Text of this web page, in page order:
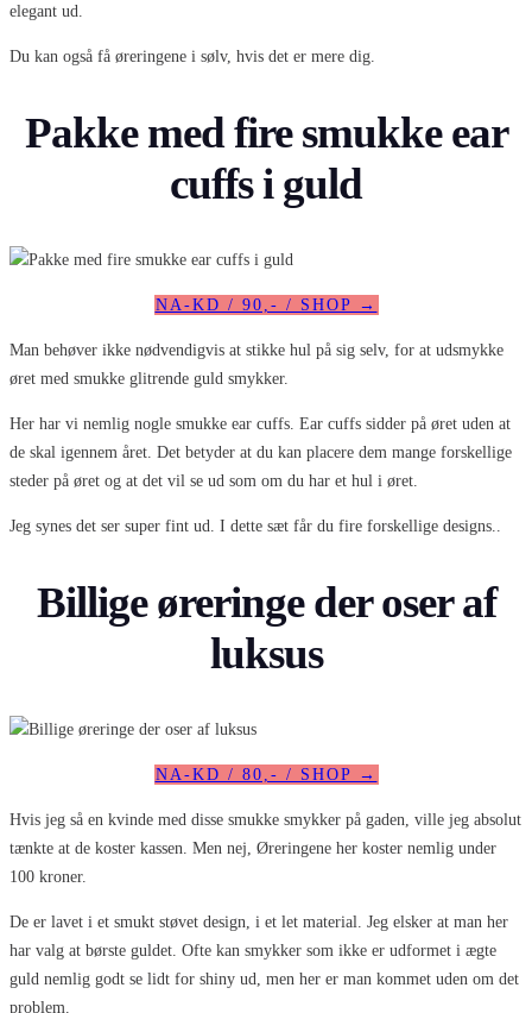
elegant ud.
Du kan også få øreringene i sølv, hvis det er mere dig.
Pakke med fire smukke ear
cuffs i guld
NA-KD / 90,- / SHOP →
Man behøver ikke nødvendigvis at stikke hul på sig selv, for at udsmykke
øret med smukke glitrende guld smykker.
Her har vi nemlig nogle smukke ear cuffs. Ear cuffs sidder på øret uden at
de skal igennem året. Det betyder at du kan placere dem mange forskellige
steder på øret og at det vil se ud som om du har et hul i øret.
Jeg synes det ser super fint ud. I dette sæt får du fire forskellige designs..
Billige øreringe der oser af
luksus
NA-KD / 80,- / SHOP →
Hvis jeg så en kvinde med disse smukke smykker på gaden, ville jeg absolut
tænkte at de koster kassen. Men nej, Øreringene her koster nemlig under
100 kroner.
De er lavet i et smukt støvet design, i et let material. Jeg elsker at man her
har valg at børste guldet. Ofte kan smykker som ikke er udformet i ægte
guld nemlig godt se lidt for shiny ud, men her er man kommet uden om det
problem.